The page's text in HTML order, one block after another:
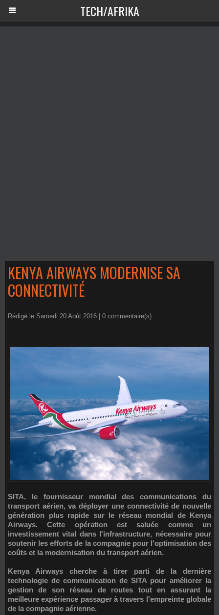
TECH/AFRIKA
KENYA AIRWAYS MODERNISE SA
CONNECTIVITÉ
Rédigé le Samedi 20 Août 2016 | 0 commentaire(s)
SITA, le fournisseur mondial des communications du
transport aérien, va déployer une connectivité de nouvelle
génération plus rapide sur le réseau mondial de Kenya
Airways. Cette opération est saluée comme un
investissement vital dans l'infrastructure, nécessaire pour
soutenir les efforts de la compagnie pour l'optimisation des
coûts et la modernisation du transport aérien.
Kenya Airways cherche à tirer parti de la dernière
technologie de communication de SITA pour améliorer la
gestion de son réseau de routes tout en assurant la
meilleure expérience passager à travers l'empreinte globale
de la compagnie aérienne.